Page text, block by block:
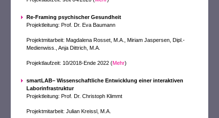
Re-Framing psychischer Gesundheit
Projektleitung: Prof. Dr. Eva Baumann
Projektmitarbeit: Magdalena Rosset, M.A., Miriam Jaspersen, Dipl.-
Medienwiss., Anja Dittrich, M.A.
Projektlaufzeit: 10/2018-Ende 2022 (Mehr)
smartLAB– Wissenschaftliche Entwicklung einer interaktiven
Laborinfrastruktur
Projektleitung: Prof. Dr. Christoph Klimmt
Projektmitarbeit: Julian Kreissl, M.A.